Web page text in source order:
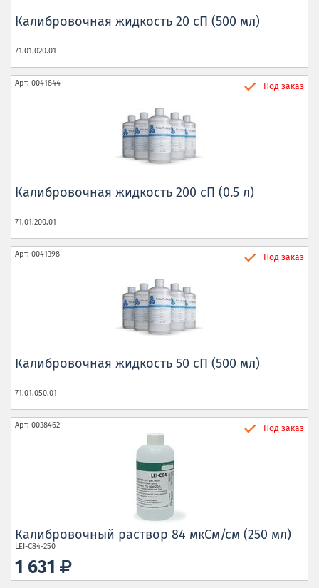
Калибровочная жидкость 20 сП (500 мл)
71.01.020.01
Арт. 0041844 Под заказ
Калибровочная жидкость 200 сП (0.5 л)
71.01.200.01
Арт. 0041398 Под заказ
Калибровочная жидкость 50 сП (500 мл)
71.01.050.01
Арт. 0038462 Под заказ
Калибровочный раствор 84 мкСм/см (250 мл)
LEI-C84-250
1 631